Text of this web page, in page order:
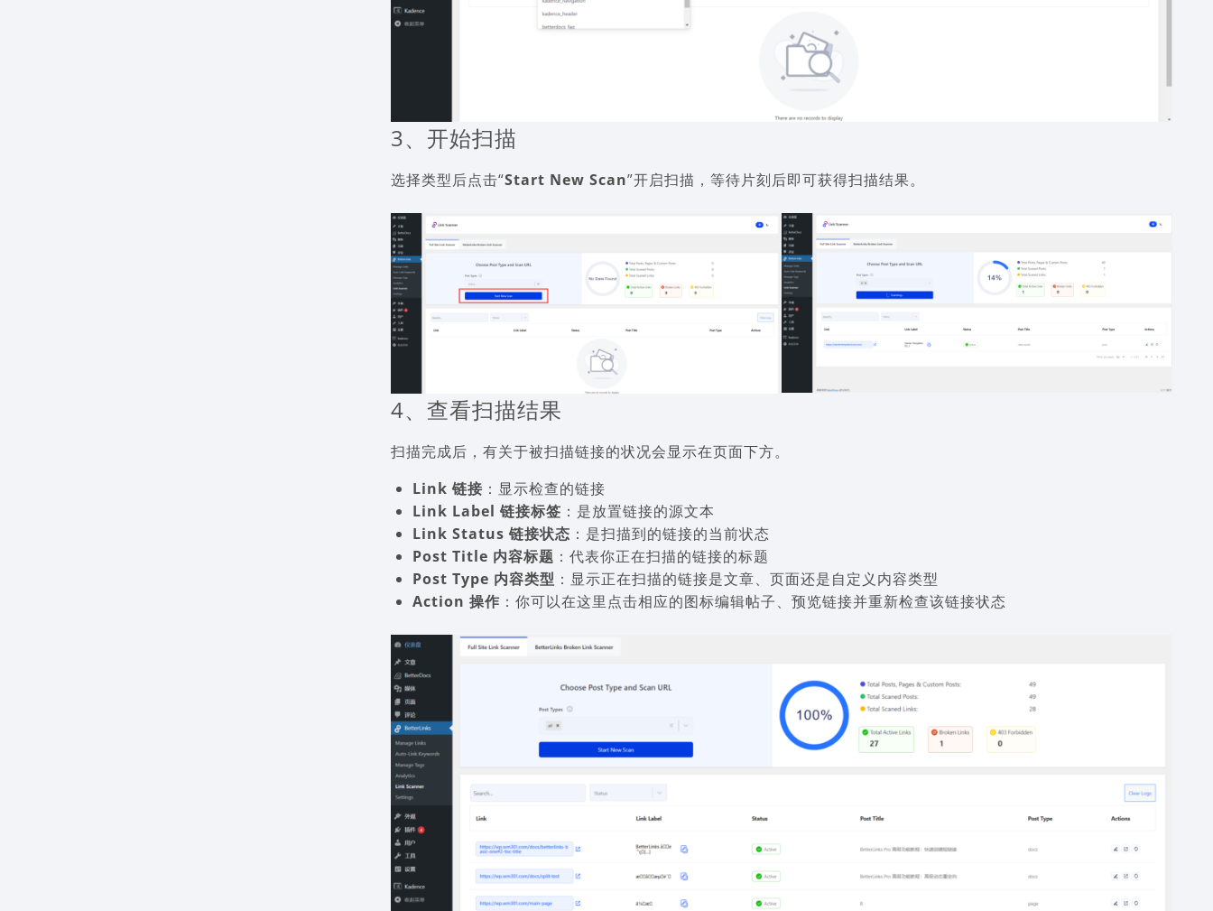
3、开始扫描
选择类型后点击“Start New Scan”开启扫描，等待片刻后即可获得扫描结果。
4、查看扫描结果
扫描完成后，有关于被扫描链接的状况会显示在页面下方。
Link 链接 ：显示检查的链接
Link Label 链接标签 ：是放置链接的源文本
Link Status链接状态 ：是扫描到的链接的当前状态
Post Title 内容标题 ：代表你正在扫描的链接的标题
Post Type 内容类型 ：显示正在扫描的链接是文章、页面还是自定义内容类型
Action 操作 ：你可以在这里点击相应的图标编辑帖子、预览链接并重新检查该链接状态